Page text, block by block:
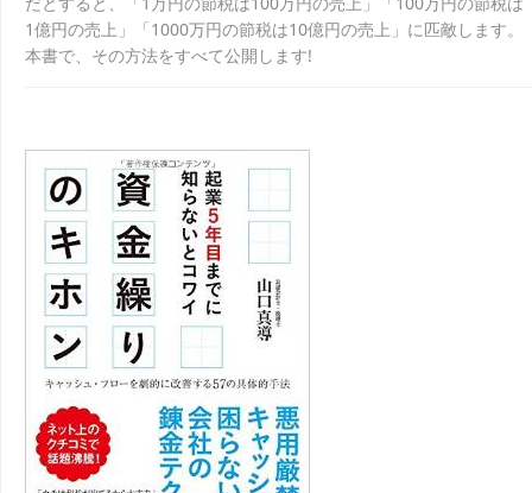
1億円の売上」「1000万円の節税は10億円の売上」に匹敵します。
本書で、その方法をすべて公開します!